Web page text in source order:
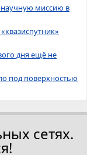
научную миссию в
дня ещё не
под поверхностью
сетях.